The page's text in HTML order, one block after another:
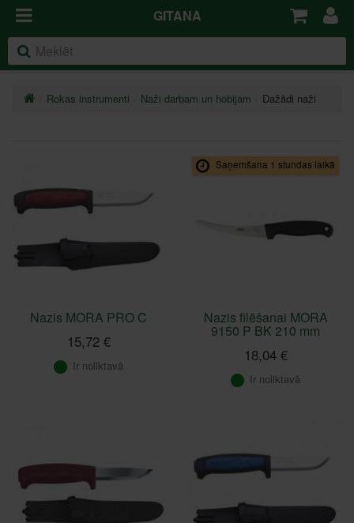
GITANA
Rokas instrumenti Naži darbam un hobijam Dažādi naži
Nazis MORA PRO C
15,72 €
Ir noliktavā
Saņemšana 1 stundas laikā
Nazis filēšanai MORA
9150 P BK 210 mm
18,04 €
Ir noliktavā